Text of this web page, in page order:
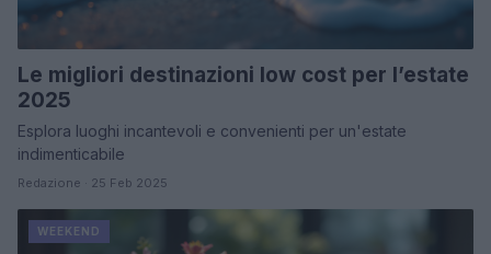
Le migliori destinazioni low cost per l’estate
2025
Esplora luoghi incantevoli e convenienti per un'estate
indimenticabile
Redazione · 25 Feb 2025
WEEKEND